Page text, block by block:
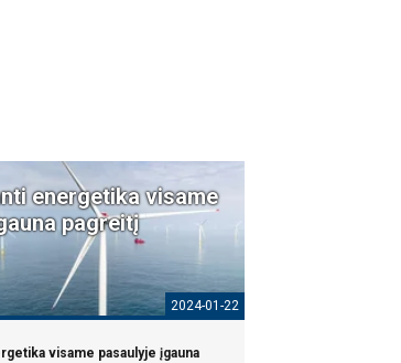
energetika visame
pagreitį
2024-01-22
visame pasaulyje įgauna